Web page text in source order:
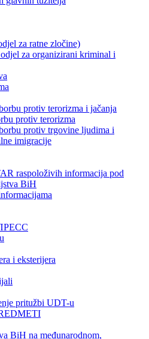
za ratne zločine)
za organizirani kriminal i
protiv terorizma i jačanja
protiv terorizma
protiv trgovine ljudima i
imigracije
raspoloživih informacija pod
BiH
i eksterijera
pritužbi UDT-u
BiH na međunarodnom,